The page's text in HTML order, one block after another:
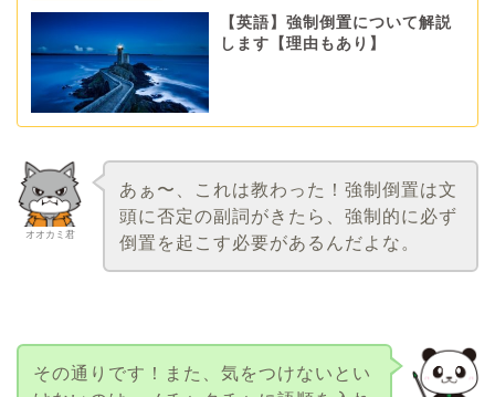
【英語】強制倒置について解説
します【理由もあり】
オオカミ君
あぁ〜、これは教わった！強制倒置は文
頭に否定の副詞がきたら、強制的に必ず
倒置を起こす必要があるんだよな。
その通りです！また、気をつけないとい